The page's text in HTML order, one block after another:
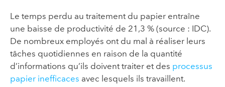
Le temps perdu au traitement du papier entraîne
une baisse de productivité de 21,3 % (source : IDC).
De nombreux employés ont du mal à réaliser leurs
tâches quotidiennes en raison de la quantité
d’informations qu’ils doivent traiter et des processus
papier inefficaces avec lesquels ils travaillent.